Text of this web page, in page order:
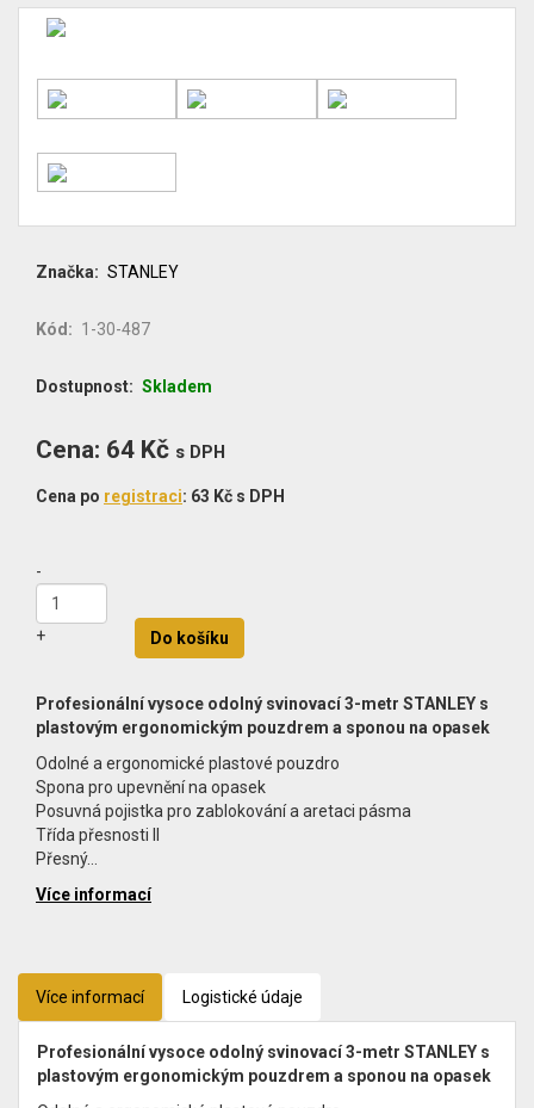
Značka STANLEY
Kód 1-30-487
Dostupnost Skladem
Cena
Cena: 64 Kč s DPH
Cena po registraci: 63 Kč s DPH
-
+ Do košíku
Profesionální vysoce odolný svinovací 3-metr STANLEY s
plastovým ergonomickým pouzdrem a sponou na opasek
Odolné a ergonomické plastové pouzdro
Spona pro upevnění na opasek
Posuvná pojistka pro zablokování a aretaci pásma
Třída přesnosti II
Přesný…
Více informací
Více informací Logistické údaje
Profesionální vysoce odolný svinovací 3-metr STANLEY s
plastovým ergonomickým pouzdrem a sponou na opasek